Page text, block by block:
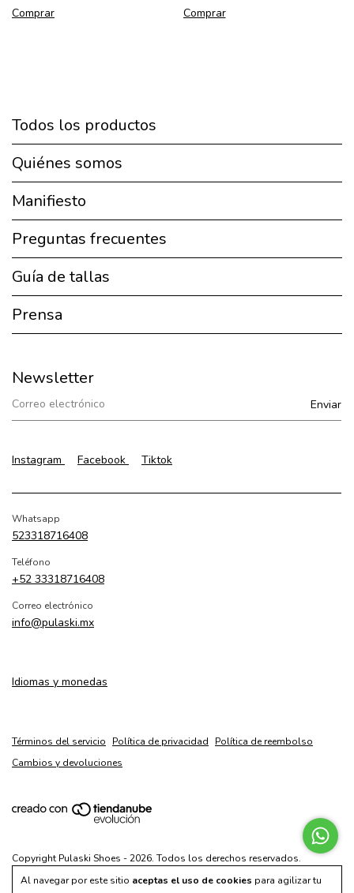
Al navegar por este sitio aceptas el uso de cookies para agilizar tu
Comprar Comprar
Todos los productos
Quiénes somos
Manifiesto
Preguntas frecuentes
Guía de tallas
Prensa
Newsletter
Instagram Facebook Tiktok
Whatsapp
523318716408
Teléfono
+52 33318716408
Correo electrónico
info@pulaski.mx
Idiomas y monedas
Términos del servicio Política de privacidad
Política de reembolso
Cambios y devoluciones
Copyright Pulaski Shoes - 2026. Todos los derechos reservados.